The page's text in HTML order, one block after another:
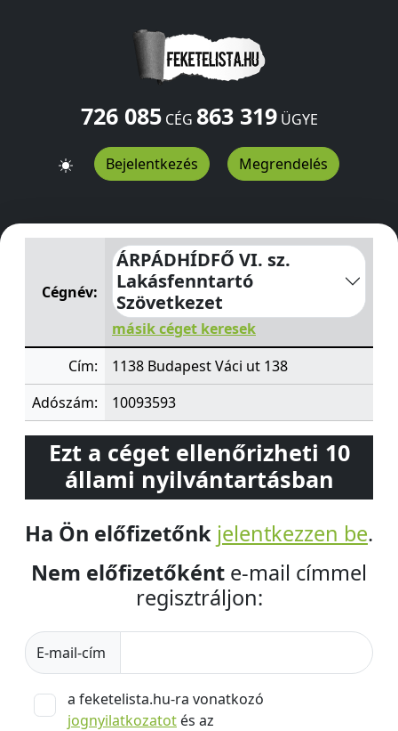
726 085CÉG 863 319ÜGYE
Bejelentkezés Megrendelés
ÁRPÁDHÍDFŐ VI. sz. Lakásfenntartó SzövetkezetVáci
Cégnév:
ÁRPÁDHÍDFŐ VI. sz.
Lakásfenntartó
Szövetkezet
másik céget keresek
Cím:
1138 Budapest Váci ut 138
Adószám:
10093593
Ezt a céget ellenőrizheti 10
állami nyilvántartásban
Ha Ön előfizetőnk jelentkezzen be.
Nem előfizetőként e-mail címmel
regisztráljon:
E-mail-cím
a feketelista.hu-ra vonatkozó
jognyilatkozatot és az